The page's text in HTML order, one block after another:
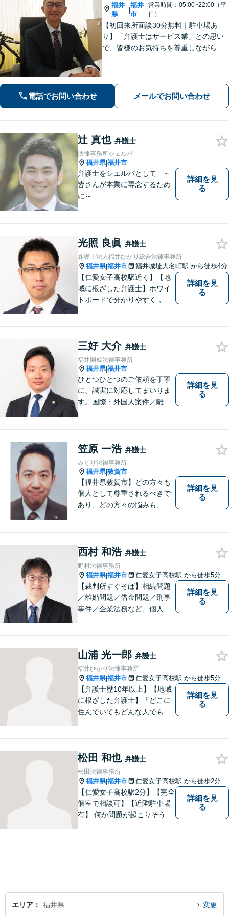
福井
県
|
福井
市
営業時間：05:00~22:00（平
日）
【初回来所面談30分無料｜駐車場あ
り】「弁護士はサービス業」との思い
で、皆様のお気持ちを尊重しながら解
直通電話｜事前予約で夜間・休日可】
【完全個室】
電話でお問い合わせ メールでお問い合わせ
辻 真也 弁護士
法律事務所シェルパ
福井県|福井市
弁護士をシェルパとして ～
皆さんが本業に専念するため
に～
詳細を見
る
光照 良眞 弁護士
弁護士法人福井ひかり総合法律事務所
福井県|福井市 福井城址大名町駅 から徒歩4分
【仁愛女子高校駅近く】【地
域に根ざした弁護士】ホワイ
トボードで分かりやすく，納
幅広く対応可能。【明確な料
金体系】法律トラブルでお悩
むの方は、お気軽にご相談く
ださい。
詳細を見
る
三好 大介 弁護士
福井開成法律事務所
福井県|福井市
ひとつひとつのご依頼を丁寧
に、誠実に対応してまいりま
す。国際・外国人案件／離
故／刑事弁護・犯罪被害者な
ど、幅広く対応可能。お気軽
にご相談ください。
詳細を見
る
笠原 一浩 弁護士
みどり法律事務所
福井県|敦賀市
【福井県敦賀市】どの方々も
個人として尊重されるべきで
あり、どの方々の悩みも、そ
識の壁も越えて、解決が図ら
れる必要があります。
詳細を見
る
西村 和浩 弁護士
野村法律事務所
福井県|福井市 仁愛女子高校駅 から徒歩5分
【裁判所すぐそば】相続問題
／離婚問題／借金問題／刑事
事件／企業法務など、個人・
お気軽にご相談ください。
【法テラス利用可】【完全個
室】【夜間・休日面談可】
詳細を見
る
山浦 光一郎 弁護士
福井ひかり法律事務所
福井県|福井市 仁愛女子高校駅 から徒歩5分
【弁護士歴10年以上】【地域
に根ざした弁護士】「どこに
住んでいてもどんな人でも等
中国語対応】大都市に負けな
い質と幅の法的なサービスを
提供することを目指していま
す。
詳細を見
る
松田 和也 弁護士
松田法律事務所
福井県|福井市 仁愛女子高校駅 から徒歩2分
【仁愛女子高校駅2分】【完全
個室で相談可】【近隣駐車場
有】 何か問題が起こりそうと
う。
詳細を見
る
エリア 福井県 変更